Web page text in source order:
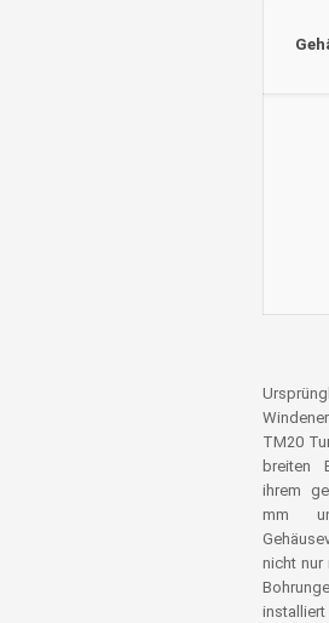
TM20
breiten
ihrem
mm
nicht nur